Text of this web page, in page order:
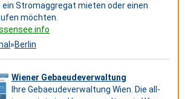
ein Stromaggregat mieten oder einen
möchten.
»Berlin
Wiener Gebaeudeverwaltung
Ihre Gebaeudeverwaltung Wien. Die all-